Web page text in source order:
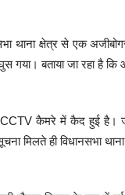
थाना क्षेत्र से एक
गया। बताया जा रहा है कि
CCTV कैमरे में कैद हुई है।
मिलते ही विधानसभा